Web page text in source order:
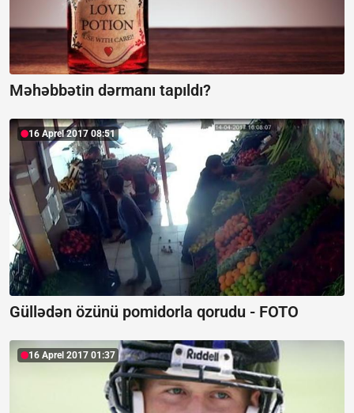
Məhəbbətin dərmanı tapıldı?
16 Aprel 2017 08:51
Güllədən özünü pomidorla qorudu - FOTO
16 Aprel 2017 01:37